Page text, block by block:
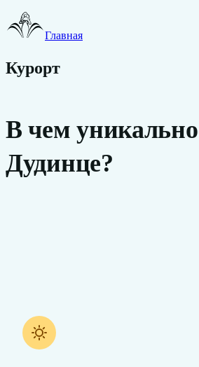
Главная
Курорт
В чем
Дудинце?